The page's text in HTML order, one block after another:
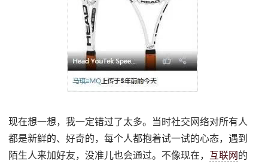
现在想一想，我一定错过了太多。当时社交网络对所有人
都是新鲜的、好奇的，每个人都抱着试一试的心态，遇到
陌生人来加好友，没准儿也会通过。不像现在， 互联网 的